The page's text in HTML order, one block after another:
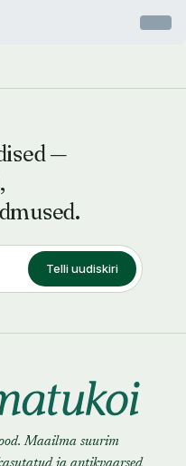
—
Telli uudiskiri
Maailma suurim